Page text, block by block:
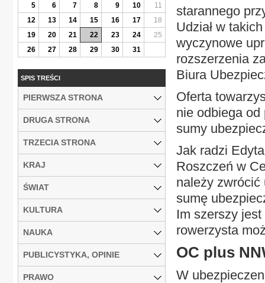
starannego
Udział w
wyczynowe
rozszerzenia
Biura
Oferta
nie odbiega
sumy
Jak radzi
Roszczeń w
należy zwrócić
sumę
Im szerszy
rowerzysta
OC plus
W
5
6 7 8 9 10
11
12
13 14 15 16 17
18
19
20 21 22 23 24
25
26
27 28 29 30 31
SPIS TREŚCI
PIERWSZA STRONA
DRUGA STRONA
TRZECIA STRONA
KRAJ
ŚWIAT
KULTURA
NAUKA
PUBLICYSTYKA, OPINIE
PRAWO